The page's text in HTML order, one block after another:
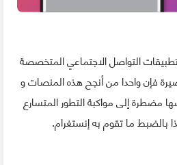
التواصل الاجتماعي المتخصصة
فإن واحدا من أنجح هذه المنصات و
مضطرة إلى مواكبة التطور المتسارع
بالضبط ما تقوم به إنستغرام.